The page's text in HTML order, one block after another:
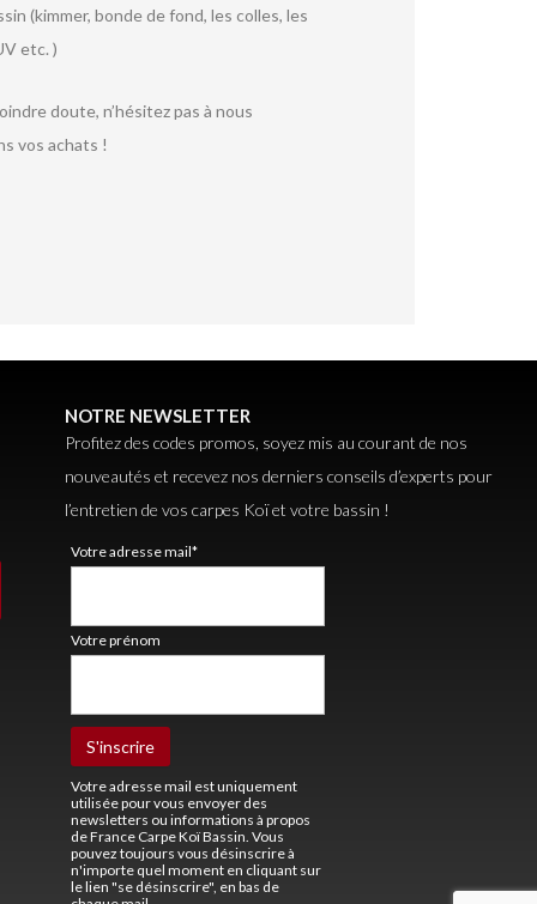
(kimmer, bonde de fond, les colles, les
etc. )
doute, n’hésitez pas à nous
vos achats !
NOTRE NEWSLETTER
Profitez des codes promos, soyez mis au courant de nos
nouveautés et recevez nos derniers conseils d’experts pour
l’entretien de vos carpes Koï et votre bassin !
Votre adresse mail*
Votre prénom
Votre adresse mail est uniquement
utilisée pour vous envoyer des
newsletters ou informations à propos
de France Carpe Koï Bassin. Vous
pouvez toujours vous désinscrire à
n'importe quel moment en cliquant sur
le lien "se désinscrire", en bas de